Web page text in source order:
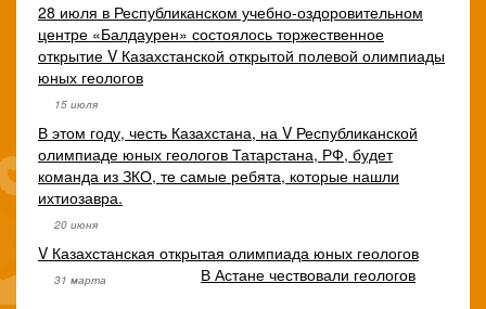
28 июля в Республиканском учебно-оздоровительном
центре «Балдаурен» состоялось торжественное
открытие V Казахстанской открытой полевой олимпиады
юных геологов
15 июля
В этом году, честь Казахстана, на V Республиканской
олимпиаде юных геологов Татарстана, РФ, будет
команда из ЗКО, те самые ребята, которые нашли
ихтиозавра.
20 июня
V Казахстанская открытая олимпиада юных геологов
31 марта В Астане чествовали геологов